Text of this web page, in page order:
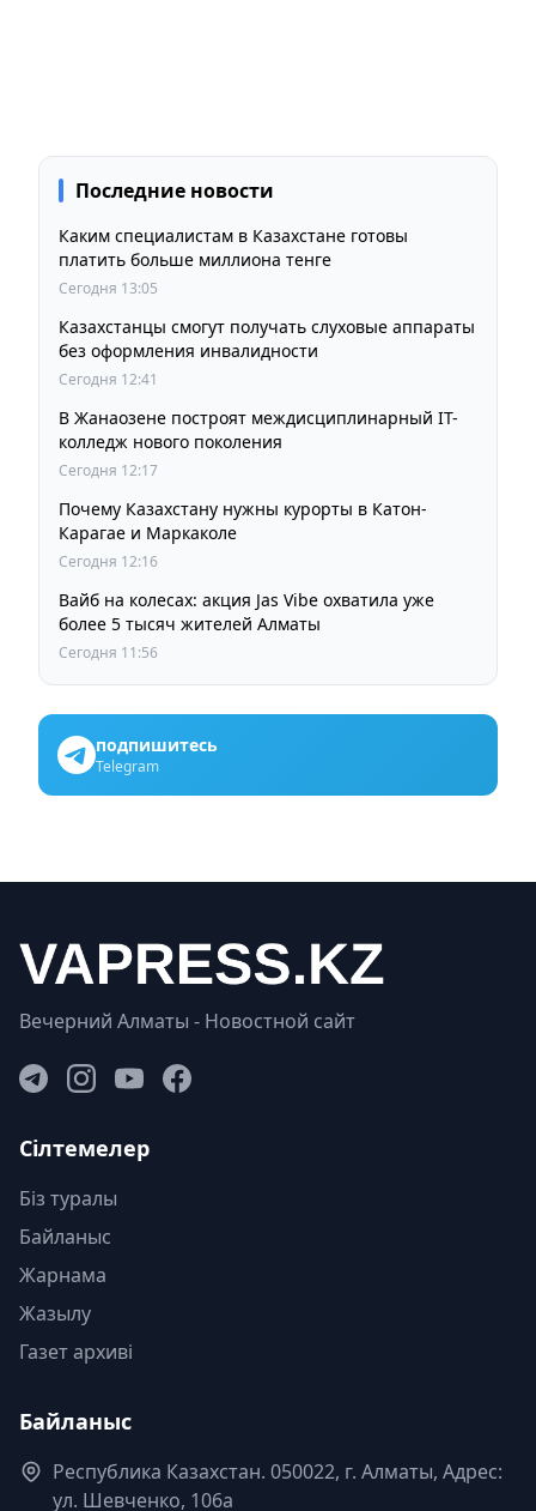
Последние новости
Каким специалистам в Казахстане готовы
платить больше миллиона тенге
Сегодня 13:05
Казахстанцы смогут получать слуховые аппараты
без оформления инвалидности
Сегодня 12:41
В Жанаозене построят междисциплинарный IT-
колледж нового поколения
Сегодня 12:17
Почему Казахстану нужны курорты в Катон-
Карагае и Маркаколе
Сегодня 12:16
Вайб на колесах: акция Jas Vibe охватила уже
более 5 тысяч жителей Алматы
Сегодня 11:56
подпишитесь
Telegram
Вечерний Алматы - Новостной сайт
Сілтемелер
Біз туралы
Байланыс
Жарнама
Жазылу
Газет архиві
Байланыс
Республика Казахстан. 050022, г. Алматы, Адрес:
ул. Шевченко, 106а